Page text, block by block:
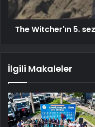
The Witcher'ın 5.
İlgili Makaleler